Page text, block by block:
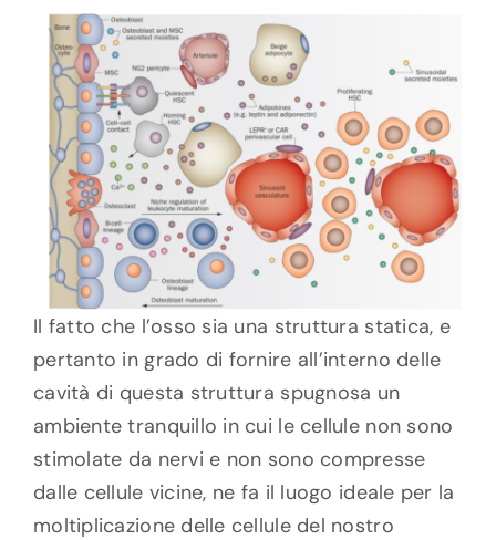
Il fatto che l’osso sia una struttura statica, e
pertanto in grado di fornire all’interno delle
cavità di questa struttura spugnosa un
ambiente tranquillo in cui le cellule non sono
stimolate da nervi e non sono compresse
dalle cellule vicine, ne fa il luogo ideale per la
moltiplicazione delle cellule del nostro